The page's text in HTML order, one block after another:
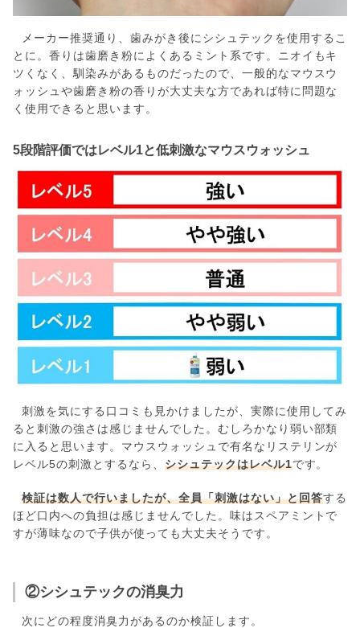
メーカー推奨通り、歯みがき後にシシュテックを使用するこ
とに。香りは歯磨き粉によくあるミント系です。ニオイもキ
ツくなく、馴染みがあるものだったので、一般的なマウスウ
ォッシュや歯磨き粉の香りが大丈夫な方であれば特に問題な
く使用できると思います。
5段階評価ではレベル1と低刺激なマウスウォッシュ
刺激を気にする口コミも見かけましたが、実際に使用してみ
ると刺激の強さは感じませんでした。むしろかなり弱い部類
に入ると思います。マウスウォッシュで有名なリステリンが
レベル5の刺激とするなら、 シシュテックはレベル1です。
検証は数人で行いましたが、全員「刺激はない」と回答する
ほど口内への負担は感じませんでした。味はスペアミントで
すが薄味なので子供が使っても大丈夫そうです。
②シシュテックの消臭力
次にどの程度消臭力があるのか検証します。